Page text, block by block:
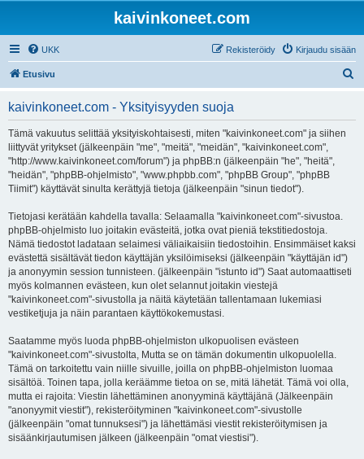
kaivinkoneet.com
UKK Kirjaudu sisään
Rekisteröidy
Etusivu
kaivinkoneet.com - Yksityisyyden suoja
Tämä vakuutus selittää yksityiskohtaisesti, miten "kaivinkoneet.com" ja siihen
liittyvät yritykset (jälkeenpäin "me", "meitä", "meidän", "kaivinkoneet.com",
"http://www.kaivinkoneet.com/forum") ja phpBB:n (jälkeenpäin "he", "heitä",
"heidän", "phpBB-ohjelmisto", "www.phpbb.com", "phpBB Group", "phpBB
Tiimit") käyttävät sinulta kerättyjä tietoja (jälkeenpäin "sinun tiedot").
Tietojasi kerätään kahdella tavalla: Selaamalla "kaivinkoneet.com"-sivustoa.
phpBB-ohjelmisto luo joitakin evästeitä, jotka ovat pieniä tekstitiedostoja.
Nämä tiedostot ladataan selaimesi väliaikaisiin tiedostoihin. Ensimmäiset kaksi
evästettä sisältävät tiedon käyttäjän yksilöimiseksi (jälkeenpäin "käyttäjän id")
ja anonyymin session tunnisteen. (jälkeenpäin "istunto id") Saat automaattiseti
myös kolmannen evästeen, kun olet selannut joitakin viestejä
"kaivinkoneet.com"-sivustolla ja näitä käytetään tallentamaan lukemiasi
vestiketjuja ja näin parantaen käyttökokemustasi.
Saatamme myös luoda phpBB-ohjelmiston ulkopuolisen evästeen
"kaivinkoneet.com"-sivustolta, Mutta se on tämän dokumentin ulkopuolella.
Tämä on tarkoitettu vain niille sivuille, joilla on phpBB-ohjelmiston luomaa
sisältöä. Toinen tapa, jolla keräämme tietoa on se, mitä lähetät. Tämä voi olla,
mutta ei rajoita: Viestin lähettäminen anonyyminä käyttäjänä (Jälkeenpäin
"anonyymit viestit"), rekisteröityminen "kaivinkoneet.com"-sivustolle
(jälkeenpäin "omat tunnuksesi") ja lähettämäsi viestit rekisteröitymisen ja
sisäänkirjautumisen jälkeen (jälkeenpäin "omat viestisi").